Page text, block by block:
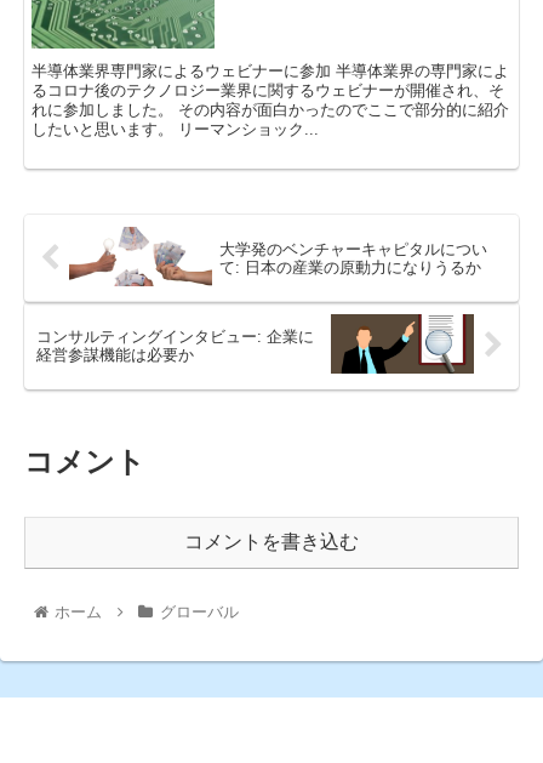
半導体業界専門家によるウェビナーに参加 半導体業界の専門家によ
るコロナ後のテクノロジー業界に関するウェビナーが開催され、そ
れに参加しました。 その内容が面白かったのでここで部分的に紹介
したいと思います。 リーマンショック...
大学発のベンチャーキャピタルについ
て: 日本の産業の原動力になりうるか
コンサルティングインタビュー: 企業に
経営参謀機能は必要か
コメント
コメントを書き込む
ホーム グローバル